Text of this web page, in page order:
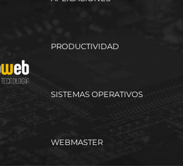
PRODUCTIVIDAD
SISTEMAS OPERATIVOS
WEBMASTER